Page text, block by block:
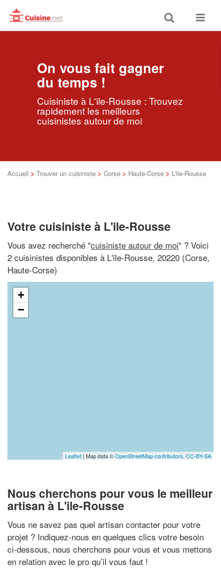
Toggle
search
Toggle
On vous fait gagner
du temps !
Cuisiniste à L'ile-Rousse : Trouvez
rapidement les meilleurs
cuisinistes autour de moi
Accueil > Trouver un cuisiniste > Corse > Haute-Corse > L'ile-Rousse
Votre cuisiniste à L'ile-Rousse
Vous avez recherché "cuisiniste autour de moi" ? Voici
2 cuisinistes disponibles à L'ile-Rousse, 20220 (Corse,
Haute-Corse)
+
−
Leaflet | Map data ©OpenStreetMap contributors, CC-BY-SA
Nous cherchons pour vous le meilleur
artisan à L'ile-Rousse
Vous ne savez pas quel artisan contacter pour votre
projet ? Indiquez-nous en quelques clics votre besoin
ci-dessous, nous cherchons pour vous et vous mettons
en relation avec le pro qu’il vous faut !